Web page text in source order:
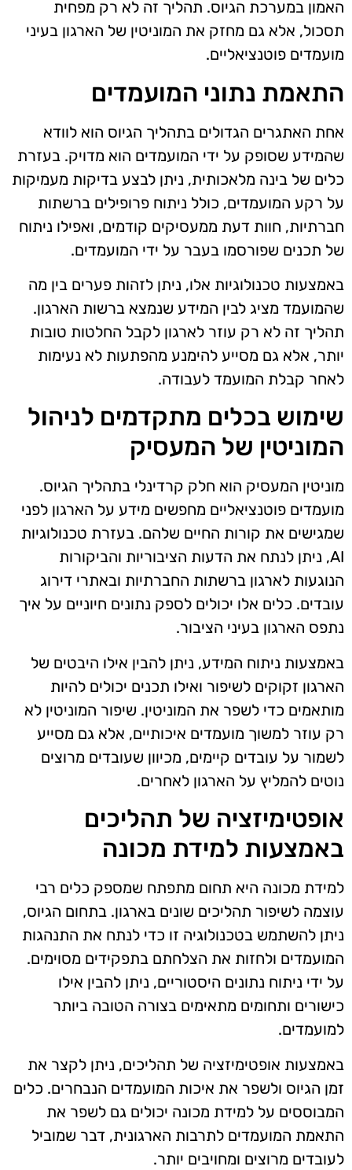
האמון במערכת הגיוס. תהליך זה לא רק מפחית
תסכול, אלא גם מחזק את המוניטין של הארגון בעיני
מועמדים פוטנציאליים.
התאמת נתוני המועמדים
אחת האתגרים הגדולים בתהליך הגיוס הוא לוודא
שהמידע שסופק על ידי המועמדים הוא מדויק. בעזרת
כלים של בינה מלאכותית, ניתן לבצע בדיקות מעמיקות
על רקע המועמדים, כולל ניתוח פרופילים ברשתות
חברתיות, חוות דעת ממעסיקים קודמים, ואפילו ניתוח
של תכנים שפורסמו בעבר על ידי המועמדים.
באמצעות טכנולוגיות אלו, ניתן לזהות פערים בין מה
שהמועמד מציג לבין המידע שנמצא ברשות הארגון.
תהליך זה לא רק עוזר לארגון לקבל החלטות טובות
יותר, אלא גם מסייע להימנע מהפתעות לא נעימות
לאחר קבלת המועמד לעבודה.
שימוש בכלים מתקדמים לניהול
המוניטין של המעסיק
מוניטין המעסיק הוא חלק קרדינלי בתהליך הגיוס.
מועמדים פוטנציאליים מחפשים מידע על הארגון לפני
שמגישים את קורות החיים שלהם. בעזרת טכנולוגיות
AI, ניתן לנתח את הדעות הציבוריות והביקורות
הנוגעות לארגון ברשתות החברתיות ובאתרי דירוג
עובדים. כלים אלו יכולים לספק נתונים חיוניים על איך
נתפס הארגון בעיני הציבור.
באמצעות ניתוח המידע, ניתן להבין אילו היבטים של
הארגון זקוקים לשיפור ואילו תכנים יכולים להיות
מותאמים כדי לשפר את המוניטין. שיפור המוניטין לא
רק עוזר למשוך מועמדים איכותיים, אלא גם מסייע
לשמור על עובדים קיימים, מכיוון שעובדים מרוצים
נוטים להמליץ על הארגון לאחרים.
אופטימיזציה של תהליכים
באמצעות למידת מכונה
למידת מכונה היא תחום מתפתח שמספק כלים רבי
עוצמה לשיפור תהליכים שונים בארגון. בתחום הגיוס,
ניתן להשתמש בטכנולוגיה זו כדי לנתח את התנהגות
המועמדים ולחזות את הצלחתם בתפקידים מסוימים.
על ידי ניתוח נתונים היסטוריים, ניתן להבין אילו
כישורים ותחומים מתאימים בצורה הטובה ביותר
למועמדים.
באמצעות אופטימיזציה של תהליכים, ניתן לקצר את
זמן הגיוס ולשפר את איכות המועמדים הנבחרים. כלים
המבוססים על למידת מכונה יכולים גם לשפר את
התאמת המועמדים לתרבות הארגונית, דבר שמוביל
לעובדים מרוצים ומחויבים יותר.